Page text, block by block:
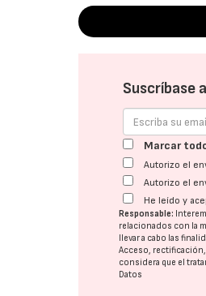
Suscríbase
Marcar
Autorizo el
Autorizo el
He leído y
Responsable:
relacionados con la
llevar a cabo las
Acceso,
considera que el
Datos